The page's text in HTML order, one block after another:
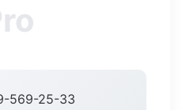
569-25-33